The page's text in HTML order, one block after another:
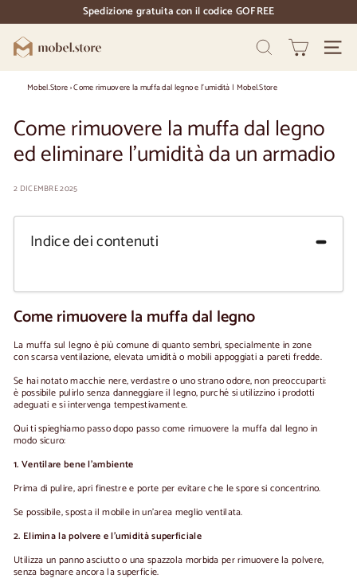
al
contenuto
pausa
Spedizione gratuita con il codice GOFREE
M
o
e
l.
S
t
r
Ricerca
Mobel.Store›Come rimuovere la muffa dal legno e l'umidità | Mobel.Store
Come rimuovere la muffa dal legno
ed eliminare l'umidità da un armadio
2 DICEMBRE 2025
Indice dei contenuti
Come rimuovere la muffa dal legno
La muffa sul legno è più comune di quanto sembri, specialmente in zone
con scarsa ventilazione, elevata umidità o mobili appoggiati a pareti fredde.
Se hai notato macchie nere, verdastre o uno strano odore, non preoccuparti:
è possibile pulirlo senza danneggiare il legno, purché si utilizzino i prodotti
adeguati e si intervenga tempestivamente.
Qui ti spieghiamo passo dopo passo come rimuovere la muffa dal legno in
modo sicuro:
1. Ventilare bene l'ambiente
Prima di pulire, apri finestre e porte per evitare che le spore si concentrino.
Se possibile, sposta il mobile in un'area meglio ventilata.
2. Elimina la polvere e l'umidità superficiale
Utilizza un panno asciutto o una spazzola morbida per rimuovere la polvere,
senza bagnare ancora la superficie.